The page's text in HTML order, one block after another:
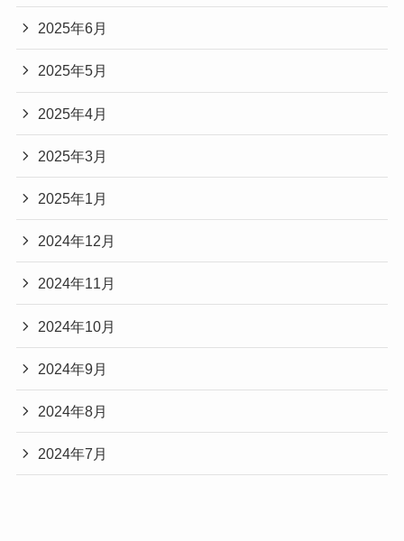
2025年6月
2025年5月
2025年4月
2025年3月
2025年1月
2024年12月
2024年11月
2024年10月
2024年9月
2024年8月
2024年7月